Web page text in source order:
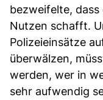
bezweifelte,
Nutzen schafft.
Polizeieinsätze
überwälzen,
werden, wer in
sehr aufwendig